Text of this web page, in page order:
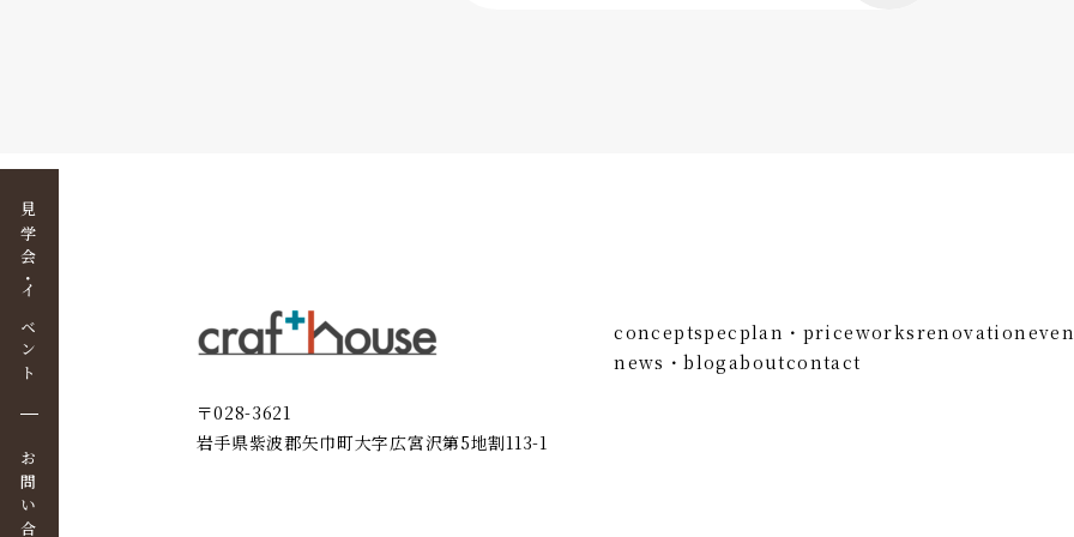
見学会・イベント
〒028-3621
岩手県紫波郡矢巾町大字広宮沢第5地割113-1
conceptspecplan・priceworksrenovation
news・blogaboutcontact